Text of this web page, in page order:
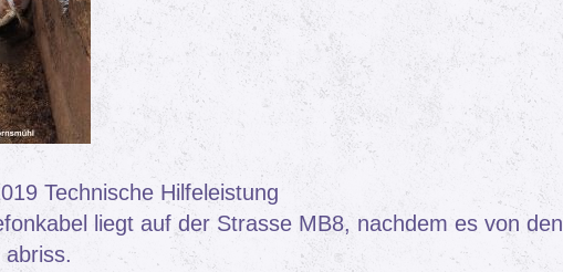
Technische Hilfeleistung
liegt auf der Strasse MB8, nachdem es von den
abriss.